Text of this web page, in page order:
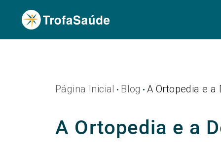
Página Inicial • Blog •A Ortopedia e a
A Ortopedia e a